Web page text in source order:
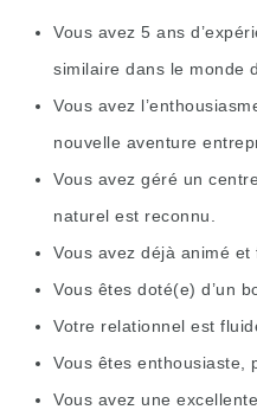
Vous avez 5 ans
similaire dans le monde
Vous avez
nouvelle aventure
Vous avez géré un
naturel est reconnu.
Vous avez déjà animé
Vous êtes doté(e) d’un
Votre relationnel est
Vous êtes enthousiaste,
Vous avez une